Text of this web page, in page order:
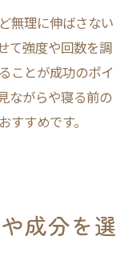
無理に伸ばさない
て強度や回数を調
ことが成功のポイ
ながらや寝る前の
すめです。
成分を選